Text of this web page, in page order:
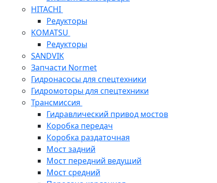
HITACHI
Редукторы
KOMATSU
Редукторы
SANDVIK
Запчасти Normet
Гидронасосы для спецтехники
Гидромоторы для спецтехники
Трансмиссия
Гидравлический привод мостов
Коробка передач
Коробка раздаточная
Мост задний
Мост передний ведущий
Мост средний